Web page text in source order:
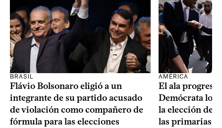
BRASIL
Flávio Bolsonaro eligió a un
integrante de su partido acusado
de violación como compañero de
fórmula para las elecciones
AMÉRICA
El ala
Demócrata
la elección de
las primarias